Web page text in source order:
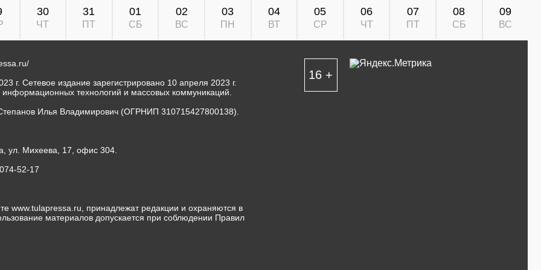
30
ЧТ
31
ПТ
01
СБ
02
ВС
03
ПН
04
ВТ
05
СР
06
ЧТ
07
ПТ
08
СБ
09
ВС
г. Сетевое издание зарегистрировано 10 апреля 2023 г.
технологий и массовых коммуникаций.
Илья Владимирович (ОГРНИП 310715427800138).
ул. Михеева, 17, офис 304.
52-17
www.tulapressa.ru, принадлежат редакции и охраняются в
материалов допускается при соблюдении Правил
16 +